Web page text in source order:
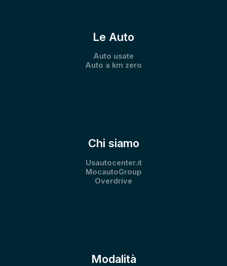
Le Auto
Auto usate
Auto a km zero
Chi siamo
Usautocenter.it
MocautoGroup
Overdrive
Modalità